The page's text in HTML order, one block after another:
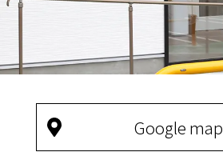
Google map